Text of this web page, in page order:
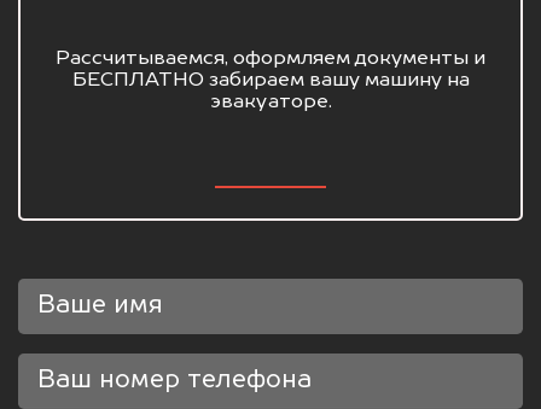
Рассчитываемся, оформляем документы и
БЕСПЛАТНО забираем вашу машину на
эвакуаторе.